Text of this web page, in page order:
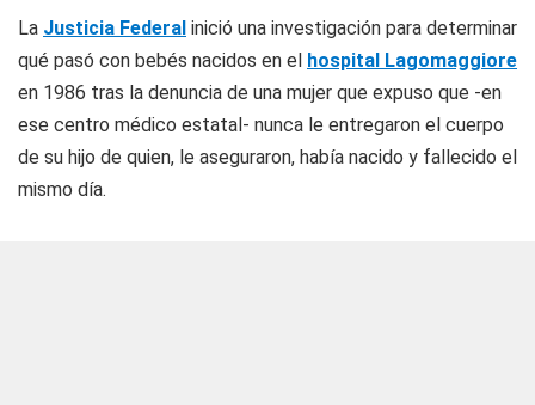
La Justicia Federal inició una investigación para determinar
qué pasó con bebés nacidos en el hospital Lagomaggiore
en 1986 tras la denuncia de una mujer que expuso que -en
ese centro médico estatal- nunca le entregaron el cuerpo
de su hijo de quien, le aseguraron, había nacido y fallecido el
mismo día.